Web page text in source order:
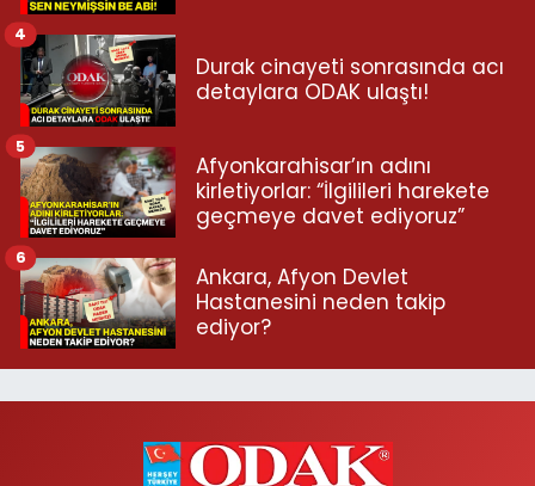
Durak cinayeti sonrasında acı
detaylara ODAK ulaştı!
4
Afyonkarahisar’ın adını
kirletiyorlar: “İlgilileri harekete
geçmeye davet ediyoruz”
5
Ankara, Afyon Devlet
Hastanesini neden takip
ediyor?
6